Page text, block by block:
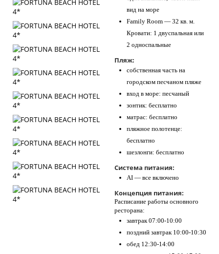
вид на море
Family Room — 32 кв. м.
Кровати: 1 двуспальная или
2 односпальные
Пляж:
собственная часть на
городском песчаном пляже
вход в море: песчаный
зонтик: бесплатно
матрас: бесплатно
пляжное полотенце:
бесплатно
шезлонги: бесплатно
Система питания:
AI — все включено
Концепция питания:
Расписание работы основного
ресторана:
завтрак 07:00-10:00
поздний завтрак 10:00-10:30
обед 12:30-14:00